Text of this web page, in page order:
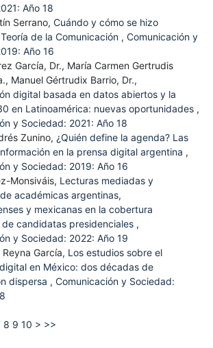
Año 18
Serrano, Cuándo y cómo se hizo
de la Comunicación , Comunicación y
Año 16
García, Dr., María Carmen Gertrudis
Manuel Gértrudix Barrio, Dr.,
digital basada en datos abiertos y la
en Latinoamérica: nuevas oportunidades ,
y Sociedad: 2021: Año 18
Zunino, ¿Quién define la agenda? Las
en la prensa digital argentina ,
y Sociedad: 2019: Año 16
Monsiváis, Lecturas mediadas y
académicas argentinas,
y mexicanas en la cobertura
candidatas presidenciales ,
y Sociedad: 2022: Año 19
García, Los estudios sobre el
en México: dos décadas de
dispersa , Comunicación y Sociedad:
8 9 10 > >>